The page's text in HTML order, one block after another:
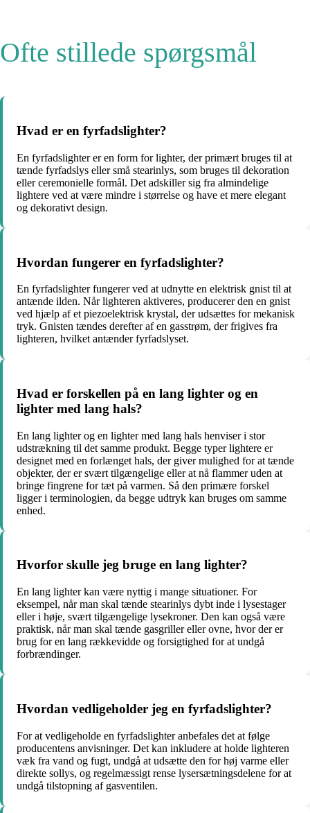
Ofte stillede spørgsmål
Hvad er en fyrfadslighter?
En fyrfadslighter er en form for lighter, der primært bruges til at
tænde fyrfadslys eller små stearinlys, som bruges til dekoration
eller ceremonielle formål. Det adskiller sig fra almindelige
lightere ved at være mindre i størrelse og have et mere elegant
og dekorativt design.
Hvordan fungerer en fyrfadslighter?
En fyrfadslighter fungerer ved at udnytte en elektrisk gnist til at
antænde ilden. Når lighteren aktiveres, producerer den en gnist
ved hjælp af et piezoelektrisk krystal, der udsættes for mekanisk
tryk. Gnisten tændes derefter af en gasstrøm, der frigives fra
lighteren, hvilket antænder fyrfadslyset.
Hvad er forskellen på en lang lighter og en
lighter med lang hals?
En lang lighter og en lighter med lang hals henviser i stor
udstrækning til det samme produkt. Begge typer lightere er
designet med en forlænget hals, der giver mulighed for at tænde
objekter, der er svært tilgængelige eller at nå flammer uden at
bringe fingrene for tæt på varmen. Så den primære forskel
ligger i terminologien, da begge udtryk kan bruges om samme
enhed.
Hvorfor skulle jeg bruge en lang lighter?
En lang lighter kan være nyttig i mange situationer. For
eksempel, når man skal tænde stearinlys dybt inde i lysestager
eller i høje, svært tilgængelige lysekroner. Den kan også være
praktisk, når man skal tænde gasgriller eller ovne, hvor der er
brug for en lang rækkevidde og forsigtighed for at undgå
forbrændinger.
Hvordan vedligeholder jeg en fyrfadslighter?
For at vedligeholde en fyrfadslighter anbefales det at følge
producentens anvisninger. Det kan inkludere at holde lighteren
væk fra vand og fugt, undgå at udsætte den for høj varme eller
direkte sollys, og regelmæssigt rense lysersætningsdelene for at
undgå tilstopning af gasventilen.